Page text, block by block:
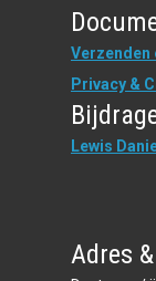
Verzenden
Privacy &
Lewis
Adres